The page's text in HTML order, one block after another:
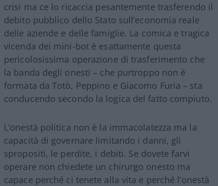
crisi ma ce lo ricaccia pesantemente trasferendo il
debito pubblico dello Stato sull’economia reale
delle aziende e delle famiglie. La comica e tragica
vicenda dei mini-bot è esattamente questa
pericolosissima operazione di trasferimento che
la banda degli onesti – che purtroppo non è
formata da Totò, Peppino e Giacomo Furia – sta
conducendo secondo la logica del fatto compiuto.
L’onestà politica non è la immacolatezza ma la
capacità di governare limitando i danni, gli
spropositi, le perdite, i debiti. Se dovete farvi
operare non chiedete un chirurgo onesto ma
capace perché ci tenete alla vita e perché l’onestà